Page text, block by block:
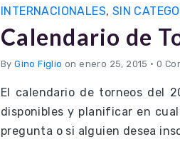
INTERNACIONALES, SIN
Calendario de
ByGino Figlio on enero 25, 2015 • 0
El calendario de torneos del
disponibles y planificar en
pregunta o si alguien desea